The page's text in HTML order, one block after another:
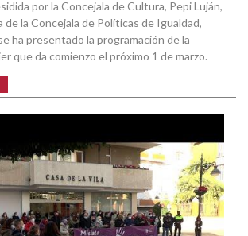
por la Concejala de Cultura, Pepi Luján,
de la Concejala de Políticas de Igualdad,
ha presentado la programación de la
que da comienzo el próximo 1 de marzo.